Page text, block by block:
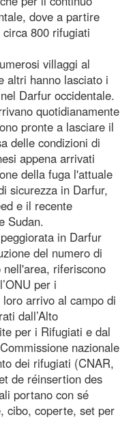
dove a partire
800 rifugiati
villaggi al
altri hanno lasciato i
Darfur occidentale.
quotidianamente
pronte a lasciare il
delle condizioni di
appena arrivati
della fuga l'attuale
sicurezza in Darfur,
e il recente
Sudan.
in Darfur
del numero di
riferiscono
per i
arrivo al campo di
dall’Alto
per i Rifugiati e dal
nazionale
dei rifugiati (CNAR,
de réinsertion des
portano con sé
cibo, coperte, set per